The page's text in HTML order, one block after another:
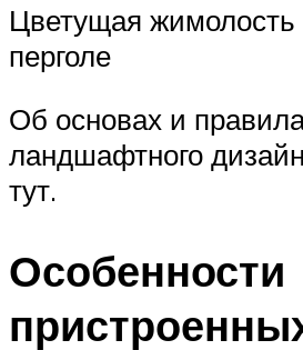
Цветущая жимолость
перголе
Об основах и
ландшафтного
тут.
Особенности